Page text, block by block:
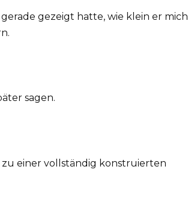
gezeigt hatte, wie klein er mich
sagen.
einer vollständig konstruierten